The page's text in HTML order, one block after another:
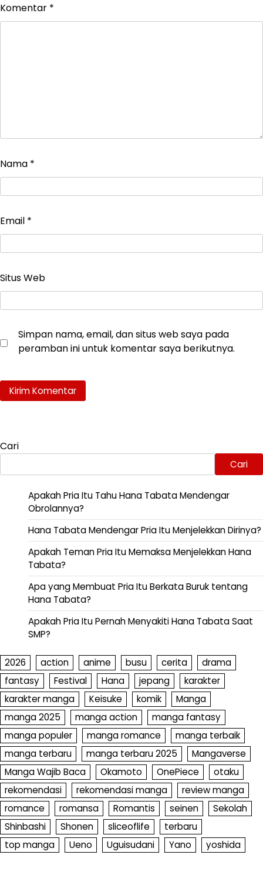
Komentar *
Nama *
Email *
Situs Web
Simpan nama, email, dan situs web saya pada
peramban ini untuk komentar saya berikutnya.
Cari
Cari
Apakah Pria Itu Tahu Hana Tabata Mendengar
Obrolannya?
Hana Tabata Mendengar Pria Itu Menjelekkan Dirinya?
Apakah Teman Pria Itu Memaksa Menjelekkan Hana
Tabata?
Apa yang Membuat Pria Itu Berkata Buruk tentang
Hana Tabata?
Apakah Pria Itu Pernah Menyakiti Hana Tabata Saat
SMP?
2026 action anime busu cerita
drama
fantasy
Festival Hana jepang
karakter
karakter manga
Keisuke komik
Manga
manga 2025
manga action
manga fantasy
manga populer
manga romance
manga terbaik
manga terbaru
manga terbaru 2025
Mangaverse
Manga Wajib Baca
Okamoto OnePiece
otaku
rekomendasi
rekomendasi manga
review manga
romance
romansa Romantis seinen
Sekolah
Shinbashi
Shonen sliceoflife
terbaru
top manga
Ueno Uguisudani Yano yoshida